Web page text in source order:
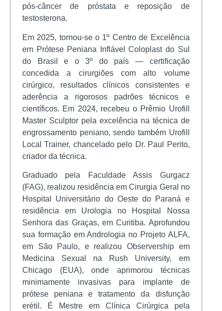
pós-câncer de próstata e reposição de
testosterona.
Em 2025, tornou-se o 1º Centro de Excelência
em Prótese Peniana Inflável Coloplast do Sul
do Brasil e o 3º do país — certificação
concedida a cirurgiões com alto volume
cirúrgico, resultados clínicos consistentes e
aderência a rigorosos padrões técnicos e
científicos. Em 2024, recebeu o Prêmio Urofill
Master Sculptor pela excelência na técnica de
engrossamento peniano, sendo também Urofill
Local Trainer, chancelado pelo Dr. Paul Perito,
criador da técnica.
Graduado pela Faculdade Assis Gurgacz
(FAG), realizou residência em Cirurgia Geral no
Hospital Universitário do Oeste do Paraná e
residência em Urologia no Hospital Nossa
Senhora das Graças, em Curitiba. Aprofundou
sua formação em Andrologia no Projeto ALFA,
em São Paulo, e realizou Observership em
Medicina Sexual na Rush University, em
Chicago (EUA), onde aprimorou técnicas
minimamente invasivas para implante de
prótese peniana e tratamento da disfunção
erétil. É Mestre em Clínica Cirúrgica pela